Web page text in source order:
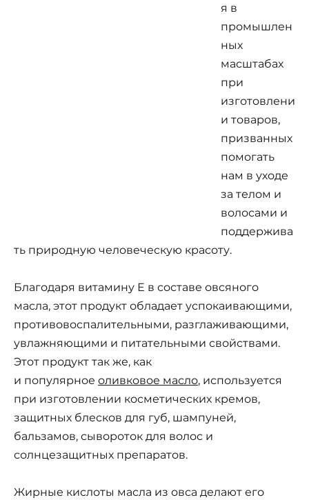
я в
промышлен
ных
масштабах
при
изготовлени
и товаров,
призванных
помогать
нам в уходе
за телом и
волосами и
поддержива
ть природную человеческую красоту.
Благодаря витамину Е в составе овсяного
масла, этот продукт обладает успокаивающими,
противовоспалительными, разглаживающими,
увлажняющими и питательными свойствами.
Этот продукт так же, как
и популярное оливковое масло, используется
при изготовлении косметических кремов,
защитных блесков для губ, шампуней,
бальзамов, сывороток для волос и
солнцезащитных препаратов.
Жирные кислоты масла из овса делают его